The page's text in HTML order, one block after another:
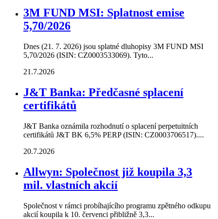
3M FUND MSI: Splatnost emise
5,70/2026
Dnes (21. 7. 2026) jsou splatné dluhopisy 3M FUND MSI
5,70/2026 (ISIN: CZ0003533069). Tyto...
21.7.2026
J&T Banka: Předčasné splacení
certifikátů
J&T Banka oznámila rozhodnutí o splacení perpetuitních
certifikátů J&T BK 6,5% PERP (ISIN: CZ0003706517)....
20.7.2026
Allwyn: Společnost již koupila 3,3
mil. vlastních akcií
Společnost v rámci probíhajícího programu zpětného odkupu
akcií koupila k 10. červenci přibližně 3,3...